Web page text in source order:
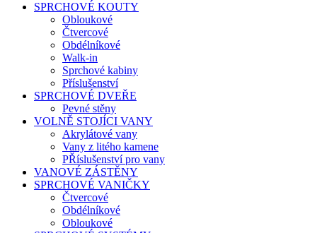
SPRCHOVÉ KOUTY
Obloukové
Čtvercové
Obdélníkové
Walk-in
Sprchové kabiny
Příslušenství
SPRCHOVÉ DVEŘE
Pevné stěny
VOLNĚ STOJÍCI VANY
Akrylátové vany
Vany z litého kamene
PŘíslušenství pro vany
VANOVÉ ZÁSTĚNY
SPRCHOVÉ VANIČKY
Čtvercové
Obdélníkové
Obloukové